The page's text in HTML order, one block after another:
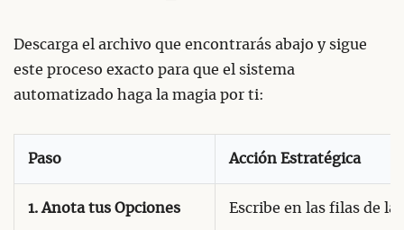
Descarga el archivo que encontrarás abajo y sigue
este proceso exacto para que el sistema
automatizado haga la magia por ti:
Paso Acción Estratégica
1. Anota tus Opciones Escribe en las filas de